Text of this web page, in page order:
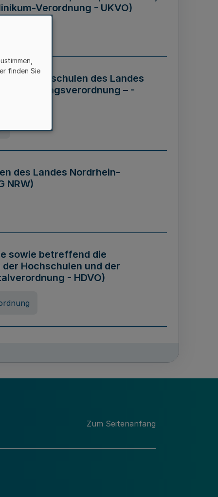
Verordnung - UKVO)
der Hochschulen des Landes
– -
des Landes Nordrhein-
NRW)
sowie betreffend die
Hochschulen und der
- HDVO)
des Landes Nordrhein-
Zum Seitenanfang
finden Sie